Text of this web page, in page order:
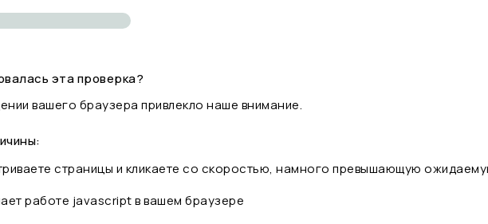
эта проверка?
вашего браузера привлекло наше внимание.
страницы и кликаете со скоростью, намного превышающую
работе javascript в вашем браузере